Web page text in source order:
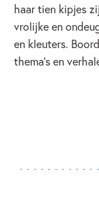
haar tien kipjes
vrolijke en
en kleuters.
thema's en